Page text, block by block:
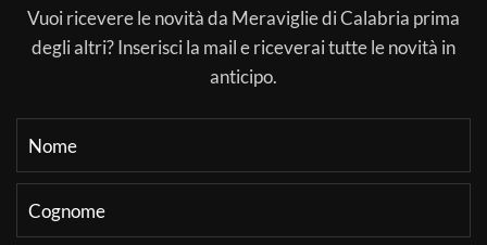
Vuoi ricevere le novità da Meraviglie di Calabria prima
degli altri? Inserisci la mail e riceverai tutte le novità in
anticipo.